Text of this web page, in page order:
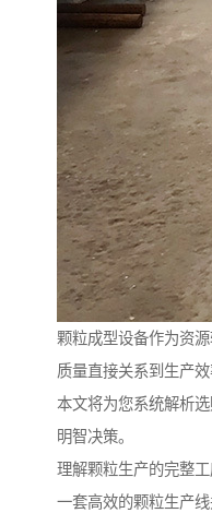
颗粒成型设备作为资
质量直接关系到生产
本文将为您系统解析
明智决策。
理解颗粒生产的完整
一套高效的颗粒生产